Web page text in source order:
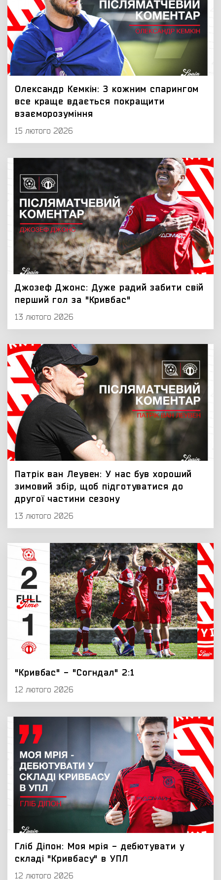
Олександр Кемкін: З кожним спарингом
все краще вдається покращити
взаєморозуміння
15 лютого 2026
Джозеф Джонс: Дуже радий забити свій
перший гол за "Кривбас"
13 лютого 2026
Патрік ван Леувен: У нас був хороший
зимовий збір, щоб підготуватися до
другої частини сезону
13 лютого 2026
"Кривбас" - "Согндал" 2:1
12 лютого 2026
Гліб Діпон: Моя мрія - дебютувати у
складі "Кривбасу" в УПЛ
12 лютого 2026